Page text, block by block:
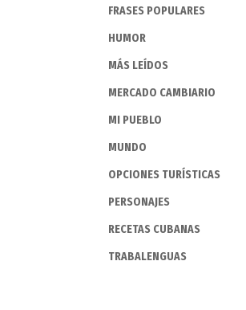
FRASES POPULARES
HUMOR
MÁS LEÍDOS
MERCADO CAMBIARIO
MI PUEBLO
MUNDO
OPCIONES TURÍSTICAS
PERSONAJES
RECETAS CUBANAS
TRABALENGUAS